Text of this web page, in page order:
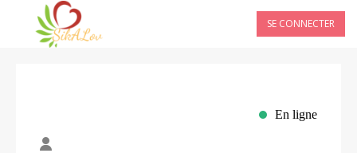
SE CONNECTER
En ligne